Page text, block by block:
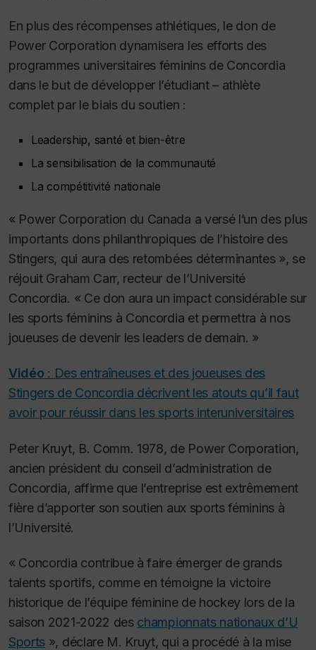
En plus des récompenses athlétiques, le don de
Power Corporation dynamisera les efforts des
programmes universitaires féminins de Concordia
dans le but de développer l’étudiant – athlète
complet par le biais du soutien :
Leadership, santé et bien-être
La sensibilisation de la communauté
La compétitivité nationale
« Power Corporation du Canada a versé l’un des plus
importants dons philanthropiques de l’histoire des
Stingers, qui aura des retombées déterminantes », se
réjouit Graham Carr, recteur de l’Université
Concordia. « Ce don aura un impact considérable sur
les sports féminins à Concordia et permettra à nos
joueuses de devenir les leaders de demain. »
Vidéo : Des entraîneuses et des joueuses des
Stingers de Concordia décrivent les atouts qu’il faut
avoir pour réussir dans les sports interuniversitaires
Peter Kruyt, B. Comm. 1978, de Power Corporation,
ancien président du conseil d’administration de
Concordia, affirme que l’entreprise est extrêmement
fière d’apporter son soutien aux sports féminins à
l’Université.
« Concordia contribue à faire émerger de grands
talents sportifs, comme en témoigne la victoire
historique de l’équipe féminine de hockey lors de la
saison 2021-2022 des championnats nationaux d’U
Sports », déclare M. Kruyt, qui a procédé à la mise